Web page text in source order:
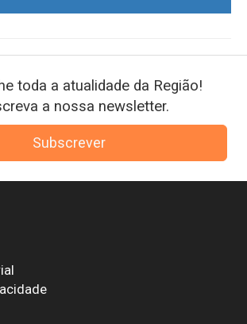
toda a atualidade da Região!
a nossa newsletter.
Subscrever